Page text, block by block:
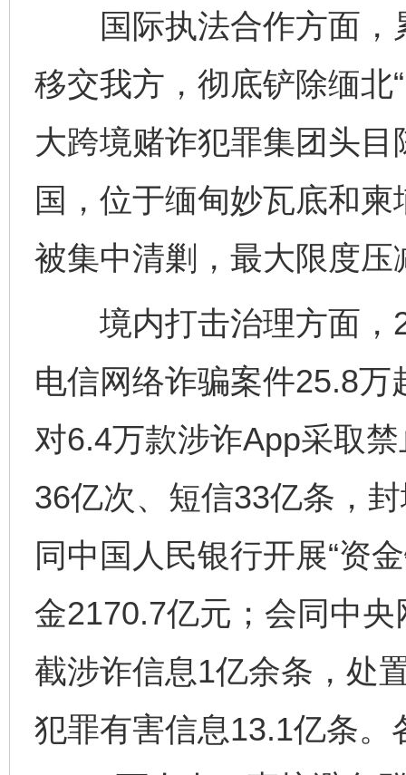
国际执法合作方面，
移交我方，彻底铲除缅北
大跨境赌诈犯罪集团头
国，位于缅甸妙瓦底和
被集中清剿，最大限度
境内打击治理方面，
电信网络诈骗案件25.8
对6.4万款涉诈App采取
36亿次、短信33亿条，
同中国人民银行开展“资
金2170.7亿元；会同中
截涉诈信息1亿余条，处
犯罪有害信息13.1亿条